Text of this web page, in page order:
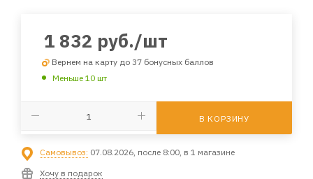
1 832 руб./шт
Вернем на карту до 37 бонусных баллов
Меньше 10 шт
В КОРЗИНУ
Самовывоз: 07.08.2026, после 8:00, в 1 магазине
Хочу в подарок